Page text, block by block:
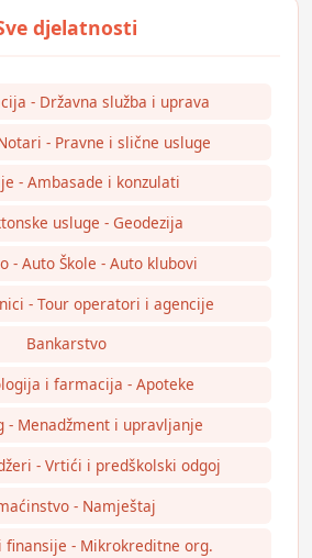
- Državna služba i uprava
- Pravne i slične usluge
- Ambasade i konzulati
usluge - Geodezija
- Auto Škole - Auto klubovi
- Tour operatori i agencije
Bankarstvo
i farmacija - Apoteke
- Menadžment i upravljanje
- Vrtići i predškolski odgoj
- Namještaj
finansije - Mikrokreditne org.